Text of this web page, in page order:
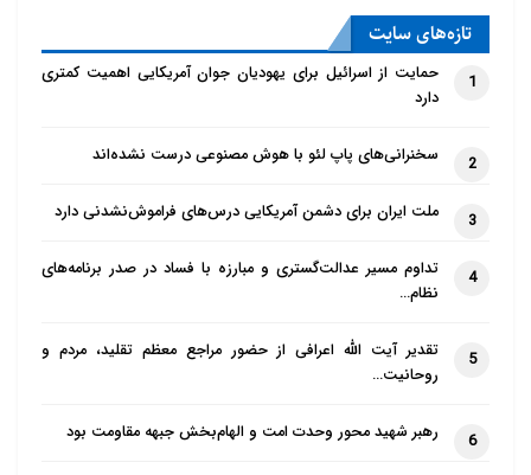
تازه‌‌های سایت
1
حمایت از اسرائیل برای یهودیان جوان آمریکایی اهمیت کمتری
دارد
2 سخنرانی‌های پاپ لئو با هوش مصنوعی درست نشده‌اند
3 ملت ایران برای دشمن آمریکایی درس‌های فراموش‌نشدنی دارد
4
تداوم مسیر عدالت‌گستری و مبارزه با فساد در صدر برنامه‌های
نظام…
5
تقدیر آیت الله اعرافی از حضور مراجع معظم تقلید، مردم و
روحانیت…
6 رهبر شهید محور وحدت امت و الهام‌بخش جبهه مقاومت بود